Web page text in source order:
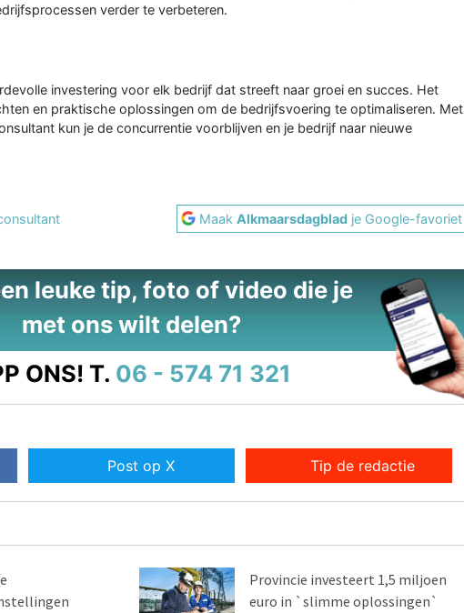
verder te verbeteren.
investering voor elk bedrijf dat streeft naar groei en succes. Het
en praktische oplossingen om de bedrijfsvoering te optimaliseren. Met
kun je de concurrentie voorblijven en je bedrijf naar nieuwe
MaakAlkmaarsdagblad je Google-favoriet
leuke tip, foto of video die je
met ons wilt delen?
ONS! T. 06 - 574 71 321
Post op X Tip de redactie
Provincie investeert 1,5 miljoen
euro in `slimme oplossingen`